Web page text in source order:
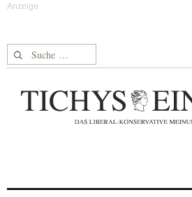
Suche nach: